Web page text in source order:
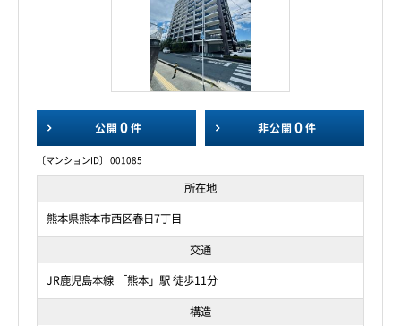
公開 0 件 非公開 0 件
〔マンションID〕 001085
所在地
熊本県熊本市西区春日7丁目
交通
JR鹿児島本線 「熊本」駅 徒歩11分
構造